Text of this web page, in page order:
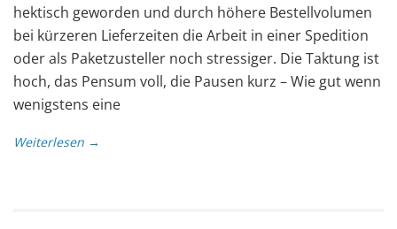
hektisch geworden und durch höhere Bestellvolumen
bei kürzeren Lieferzeiten die Arbeit in einer Spedition
oder als Paketzusteller noch stressiger. Die Taktung ist
hoch, das Pensum voll, die Pausen kurz – Wie gut wenn
wenigstens eine
Weiterlesen →